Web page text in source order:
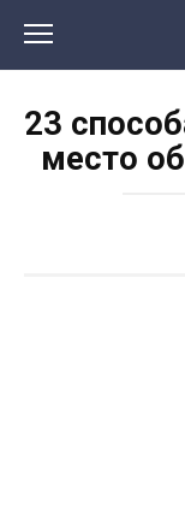
контенту
23
место